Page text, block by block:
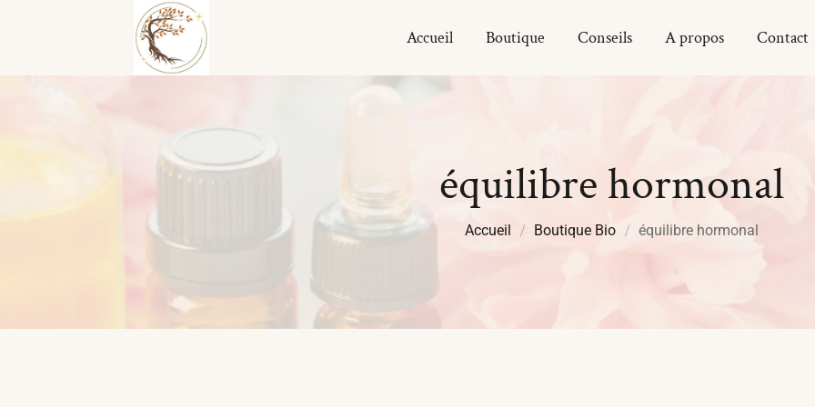
Accueil Boutique Conseils A propos Contact
équilibre hormonal
Accueil Boutique Bio équilibre hormonal